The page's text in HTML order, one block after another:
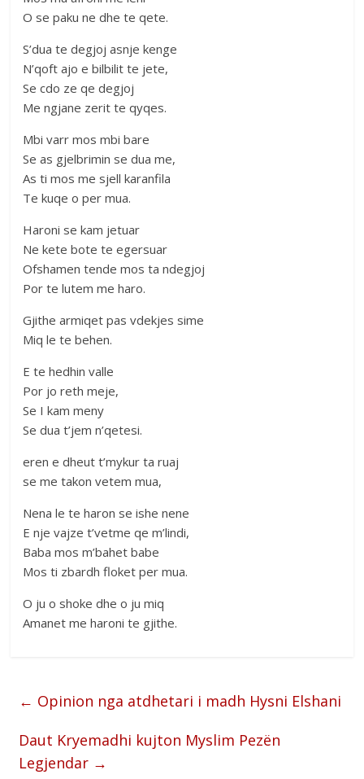
O se paku ne dhe te qete.
S’dua te degjoj asnje kenge
N’qoft ajo e bilbilit te jete,
Se cdo ze qe degjoj
Me ngjane zerit te qyqes.
Mbi varr mos mbi bare
Se as gjelbrimin se dua me,
As ti mos me sjell karanfila
Te kuqe o per mua.
Haroni se kam jetuar
Ne kete bote te egersuar
Ofshamen tende mos ta ndegjoj
Por te lutem me haro.
Gjithe armiqet pas vdekjes sime
Miq le te behen.
E te hedhin valle
Por jo reth meje,
Se I kam meny
Se dua t’jem n’qetesi.
eren e dheut t’mykur ta ruaj
se me takon vetem mua,
Nena le te haron se ishe nene
E nje vajze t’vetme qe m’lindi,
Baba mos m’bahet babe
Mos ti zbardh floket per mua.
O ju o shoke dhe o ju miq
Amanet me haroni te gjithe.
← Opinion nga atdhetari i madh Hysni Elshani
Daut Kryemadhi kujton Myslim Pezën
Legjendar →